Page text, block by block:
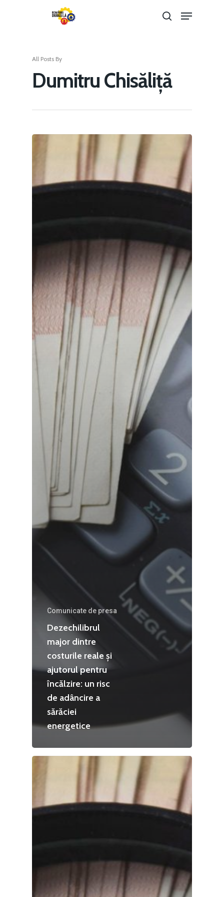
Hit enter to search or ESC to close
All Posts By
Dumitru Chisăliță
Comunicate de presa
Dezechilibrul
major dintre
costurile reale și
ajutorul pentru
încălzire: un risc
de adâncire a
sărăciei
energetice
Home
Noutăți
Despre
Modelul economic
România – orizont
Video